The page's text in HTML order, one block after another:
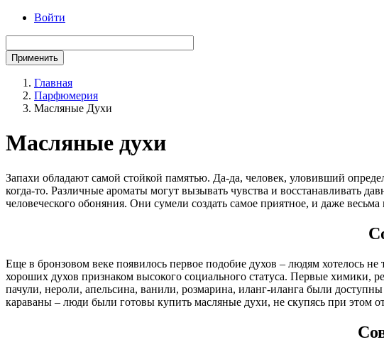
Войти
Строка
навигации
Главная
Парфюмерия
Масляные Духи
Масляные духи
Запахи обладают самой стойкой памятью. Да-да, человек, уловивший
когда-то. Различные ароматы могут вызывать чувства и восстанавливать
человеческого обоняния. Они сумели создать самое приятное, и даже
Еще в бронзовом веке появилось первое подобие духов – людям хотелось
хороших духов признаком высокого социального статуса. Первые
пачули, нероли, апельсина, ванили, розмарина, иланг-иланга были
караваны – люди были готовы купить масляные духи, не скупясь при этом